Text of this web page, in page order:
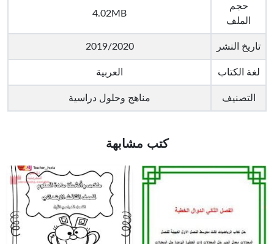
حجم
الملف
4.02MB
تاريخ النشر 2019/2020
لغة الكتاب العربية
التصنيف مناهج وحلول دراسية
كتب مشابهة